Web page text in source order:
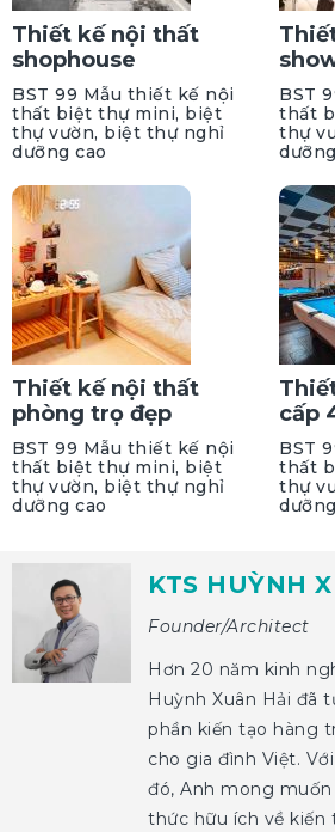
Thiết kế nội thất
shophouse
BST 99 Mẫu thiết kế nội
thất biệt thự mini, biệt
thự vườn, biệt thự nghỉ
dưỡng cao
BST
thất
thự
Thiết kế nội thất
phòng trọ đẹp
BST 99 Mẫu thiết kế nội
thất biệt thự mini, biệt
thự vườn, biệt thự nghỉ
dưỡng cao
cấp
BST
thất
thự
KTS HUỲNH
Founder/Architect
Hơn 20 năm kinh
Huỳnh Xuân Hải đã
phần kiến tạo hàng
cho gia đình Việt.
đó, Anh mong
thức hữu ích về kiến